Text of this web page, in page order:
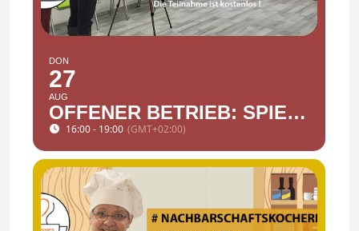
DON
27
AUG
OFFENER BETRIEB: SPIELENACHMITTAG
16:00 - 19:00 (GMT+02:00)